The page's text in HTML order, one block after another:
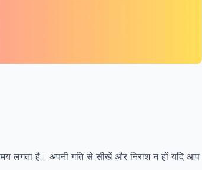
लगता है। अपनी गति से सीखें और निराश न हों यदि आप